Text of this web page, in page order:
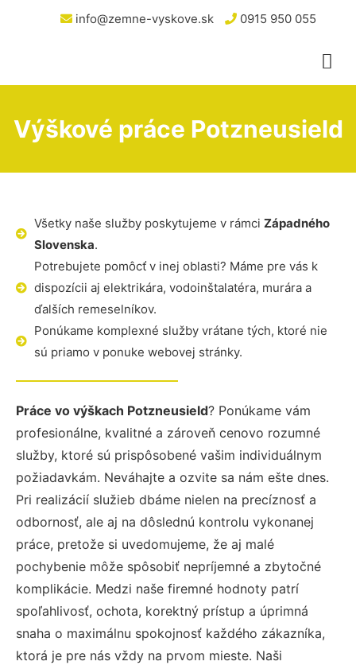
info@zemne-vyskove.sk 0915 950 055
Výškové práce Potzneusield
Všetky naše služby poskytujeme v rámci Západného
Slovenska.
Potrebujete pomôcť v inej oblasti? Máme pre vás k
dispozícii aj elektrikára, vodoinštalatéra, murára a
ďalších remeselníkov.
Ponúkame komplexné služby vrátane tých, ktoré nie
sú priamo v ponuke webovej stránky.
Práce vo výškach Potzneusield? Ponúkame vám
profesionálne, kvalitné a zároveň cenovo rozumné
služby, ktoré sú prispôsobené vašim individuálnym
požiadavkám. Neváhajte a ozvite sa nám ešte dnes.
Pri realizácií služieb dbáme nielen na precíznosť a
odbornosť, ale aj na dôslednú kontrolu vykonanej
práce, pretože si uvedomujeme, že aj malé
pochybenie môže spôsobiť nepríjemné a zbytočné
komplikácie. Medzi naše firemné hodnoty patrí
spoľahlivosť, ochota, korektný prístup a úprimná
snaha o maximálnu spokojnosť každého zákazníka,
ktorá je pre nás vždy na prvom mieste. Naši